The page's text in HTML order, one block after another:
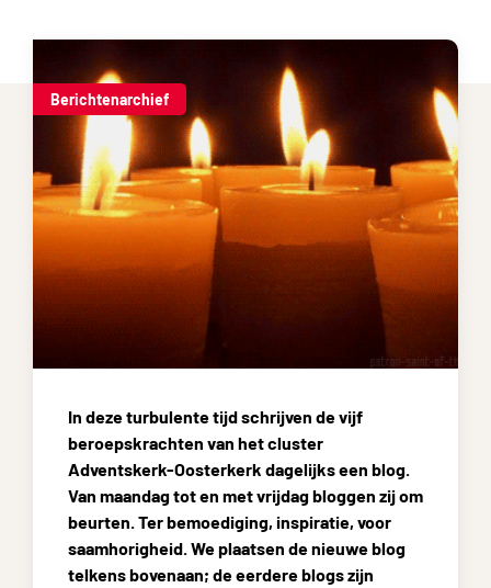
Berichtenarchief
In deze turbulente tijd schrijven de vijf
beroepskrachten van het cluster
Adventskerk-Oosterkerk dagelijks een blog.
Van maandag tot en met vrijdag bloggen zij om
beurten. Ter bemoediging, inspiratie, voor
saamhorigheid. We plaatsen de nieuwe blog
telkens bovenaan; de eerdere blogs zijn